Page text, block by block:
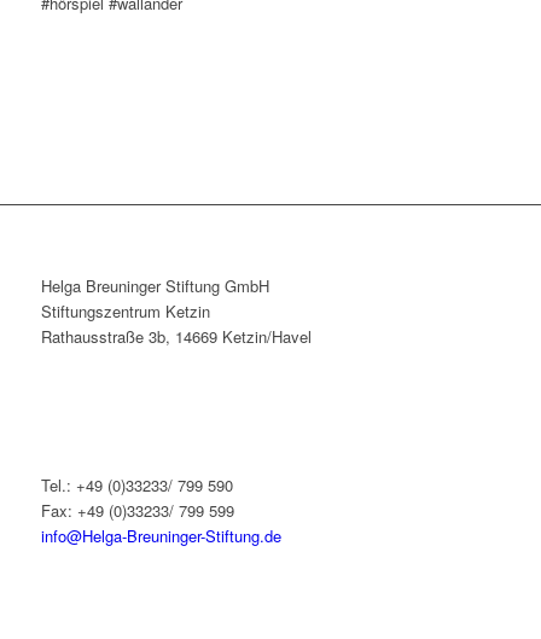
Helga Breuninger Stiftung GmbH
Stiftungszentrum Ketzin
Rathausstraße 3b, 14669 Ketzin/Havel
Tel.: +49 (0)33233/ 799 590
Fax: +49 (0)33233/ 799 599
info@Helga-Breuninger-Stiftung.de